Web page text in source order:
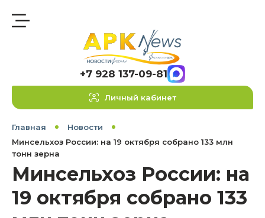
+7 928 137-09-81
Личный кабинет
Главная
Новости
Минсельхоз России: на 19 октября собрано 133 млн
тонн зерна
Минсельхоз России: на
19 октября собрано 133